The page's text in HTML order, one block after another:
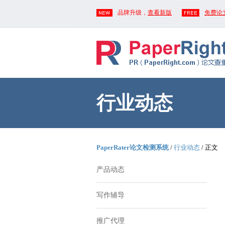
品牌升级， 查看新版 免费论
行业动态
PaperRater论文检测系统/ 行业动态 / 正文
产品动态
写作辅导
推广代理